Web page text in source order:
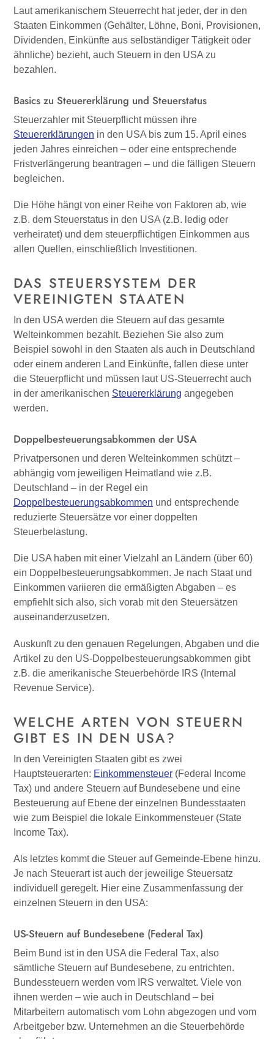
Laut amerikanischem Steuerrecht hat jeder, der in den
Staaten Einkommen (Gehälter, Löhne, Boni, Provisionen,
Dividenden, Einkünfte aus selbständiger Tätigkeit oder
ähnliche) bezieht, auch Steuern in den USA zu
bezahlen.
Basics zu Steuererklärung und Steuerstatus
Steuerzahler mit Steuerpflicht müssen ihre
Steuererklärungen in den USA bis zum 15. April eines
jeden Jahres einreichen – oder eine entsprechende
Fristverlängerung beantragen – und die fälligen Steuern
begleichen.
Die Höhe hängt von einer Reihe von Faktoren ab, wie
z.B. dem Steuerstatus in den USA (z.B. ledig oder
verheiratet) und dem steuerpflichtigen Einkommen aus
allen Quellen, einschließlich Investitionen.
DAS STEUERSYSTEM DER
VEREINIGTEN STAATEN
In den USA werden die Steuern auf das gesamte
Welteinkommen bezahlt. Beziehen Sie also zum
Beispiel sowohl in den Staaten als auch in Deutschland
oder einem anderen Land Einkünfte, fallen diese unter
die Steuerpflicht und müssen laut US-Steuerrecht auch
in der amerikanischen Steuererklärung angegeben
werden.
Doppelbesteuerungsabkommen der USA
Privatpersonen und deren Welteinkommen schützt –
abhängig vom jeweiligen Heimatland wie z.B.
Deutschland – in der Regel ein
Doppelbesteuerungsabkommen und entsprechende
reduzierte Steuersätze vor einer doppelten
Steuerbelastung.
Die USA haben mit einer Vielzahl an Ländern (über 60)
ein Doppelbesteuerungsabkommen. Je nach Staat und
Einkommen variieren die ermäßigten Abgaben – es
empfiehlt sich also, sich vorab mit den Steuersätzen
auseinanderzusetzen.
Auskunft zu den genauen Regelungen, Abgaben und die
Artikel zu den US-Doppelbesteuerungsabkommen gibt
z.B. die amerikanische Steuerbehörde IRS (Internal
Revenue Service).
WELCHE ARTEN VON STEUERN
GIBT ES IN DEN USA?
In den Vereinigten Staaten gibt es zwei
Hauptsteuerarten: Einkommensteuer (Federal Income
Tax) und andere Steuern auf Bundesebene und eine
Besteuerung auf Ebene der einzelnen Bundesstaaten
wie zum Beispiel die lokale Einkommensteuer (State
Income Tax).
Als letztes kommt die Steuer auf Gemeinde-Ebene hinzu.
Je nach Steuerart ist auch der jeweilige Steuersatz
individuell geregelt. Hier eine Zusammenfassung der
einzelnen Steuern in den USA:
US-Steuern auf Bundesebene (Federal Tax)
Beim Bund ist in den USA die Federal Tax, also
sämtliche Steuern auf Bundesebene, zu entrichten.
Bundessteuern werden vom IRS verwaltet. Viele von
ihnen werden – wie auch in Deutschland – bei
Mitarbeitern automatisch vom Lohn abgezogen und vom
Arbeitgeber bzw. Unternehmen an die Steuerbehörde